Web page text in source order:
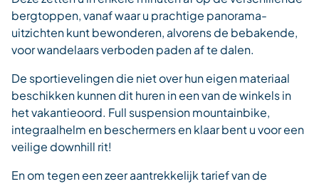
bergtoppen, vanaf waar u prachtige panorama-
uitzichten kunt bewonderen, alvorens de bebakende,
voor wandelaars verboden paden af te dalen.
De sportievelingen die niet over hun eigen materiaal
beschikken kunnen dit huren in een van de winkels in
het vakantieoord. Full suspension mountainbike,
integraalhelm en beschermers en klaar bent u voor een
veilige downhill rit!
En om tegen een zeer aantrekkelijk tarief van de